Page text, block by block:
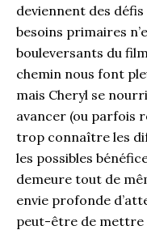
deviennent des
besoins primaires
bouleversants du
chemin nous font
mais Cheryl se
avancer (ou parfois
trop connaître les
les possibles
demeure tout de
envie profonde
peut-être de mettre